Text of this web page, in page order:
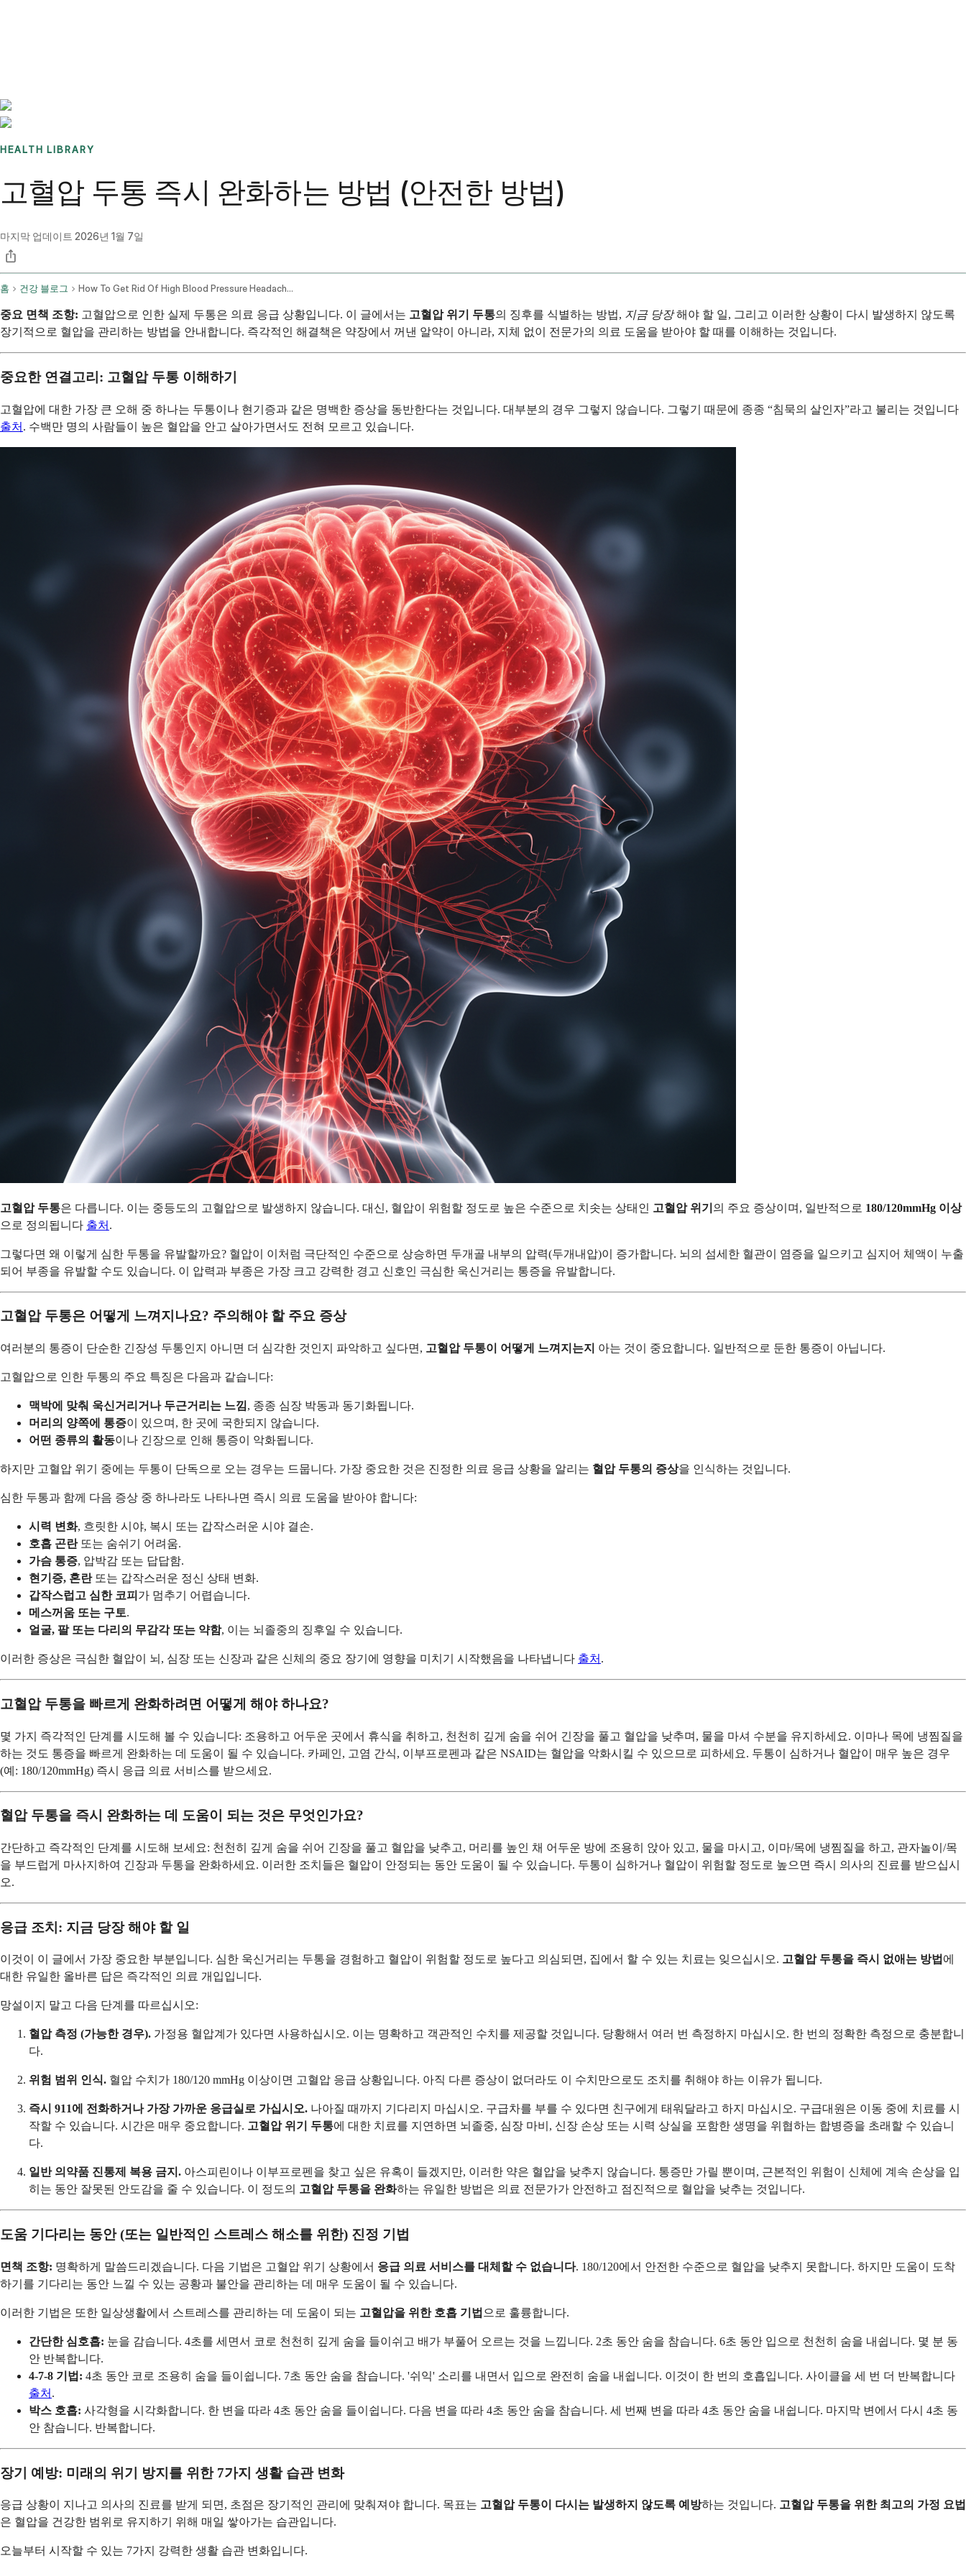
HEALTH LIBRARY
고혈압 두통 즉시 완화하는 방법 (안전한 방법)
마지막 업데이트 2026년 1월 7일
홈 건강 블로그 How To Get Rid Of High Blood Pressure Headache Instantly
중요 면책 조항: 고혈압으로 인한 실제 두통은 의료 응급 상황입니다. 이 글에서는 고혈압 위기 두통의 징후를 식별하는 방법, 지금 당장해야 할 일, 그리고 이러한 상황이 다시 발생하지 않도록
장기적으로 혈압을 관리하는 방법을 안내합니다. 즉각적인 해결책은 약장에서 꺼낸 알약이 아니라, 지체 없이 전문가의 의료 도움을 받아야 할 때를 이해하는 것입니다.
중요한 연결고리: 고혈압 두통 이해하기
고혈압에 대한 가장 큰 오해 중 하나는 두통이나 현기증과 같은 명백한 증상을 동반한다는 것입니다. 대부분의 경우 그렇지 않습니다. 그렇기 때문에 종종 “침묵의 살인자”라고 불리는 것입니다
출처 . 수백만 명의 사람들이 높은 혈압을 안고 살아가면서도 전혀 모르고 있습니다.
고혈압 두통은 다릅니다. 이는 중등도의 고혈압으로 발생하지 않습니다. 대신, 혈압이 위험할 정도로 높은 수준으로 치솟는 상태인 고혈압 위기 의 주요 증상이며, 일반적으로 180/120mmHg 이상
으로 정의됩니다 출처 .
그렇다면 왜 이렇게 심한 두통을 유발할까요? 혈압이 이처럼 극단적인 수준으로 상승하면 두개골 내부의 압력(두개내압)이 증가합니다. 뇌의 섬세한 혈관이 염증을 일으키고 심지어 체액이 누출
되어 부종을 유발할 수도 있습니다. 이 압력과 부종은 가장 크고 강력한 경고 신호인 극심한 욱신거리는 통증을 유발합니다.
고혈압 두통은 어떻게 느껴지나요? 주의해야 할 주요 증상
여러분의 통증이 단순한 긴장성 두통인지 아니면 더 심각한 것인지 파악하고 싶다면, 고혈압 두통이 어떻게 느껴지는지 아는 것이 중요합니다. 일반적으로 둔한 통증이 아닙니다.
고혈압으로 인한 두통의 주요 특징은 다음과 같습니다:
맥박에 맞춰 욱신거리거나 두근거리는 느낌, 종종 심장 박동과 동기화됩니다.
머리의 양쪽에 통증이 있으며, 한 곳에 국한되지 않습니다.
어떤 종류의 활동이나 긴장으로 인해 통증이 악화됩니다.
하지만 고혈압 위기 중에는 두통이 단독으로 오는 경우는 드뭅니다. 가장 중요한 것은 진정한 의료 응급 상황을 알리는 혈압 두통의 증상을 인식하는 것입니다.
심한 두통과 함께 다음 증상 중 하나라도 나타나면 즉시 의료 도움을 받아야 합니다:
시력 변화, 흐릿한 시야, 복시 또는 갑작스러운 시야 결손.
호흡 곤란또는 숨쉬기 어려움.
가슴 통증, 압박감 또는 답답함.
현기증, 혼란또는 갑작스러운 정신 상태 변화.
갑작스럽고 심한 코피 가 멈추기 어렵습니다.
메스꺼움 또는 구토.
얼굴, 팔 또는 다리의 무감각 또는 약함, 이는 뇌졸중의 징후일 수 있습니다.
이러한 증상은 극심한 혈압이 뇌, 심장 또는 신장과 같은 신체의 중요 장기에 영향을 미치기 시작했음을 나타냅니다 출처 .
고혈압 두통을 빠르게 완화하려면 어떻게 해야 하나요?
몇 가지 즉각적인 단계를 시도해 볼 수 있습니다: 조용하고 어두운 곳에서 휴식을 취하고, 천천히 깊게 숨을 쉬어 긴장을 풀고 혈압을 낮추며, 물을 마셔 수분을 유지하세요. 이마나 목에 냉찜질을
하는 것도 통증을 빠르게 완화하는 데 도움이 될 수 있습니다. 카페인, 고염 간식, 이부프로펜과 같은 NSAID는 혈압을 악화시킬 수 있으므로 피하세요. 두통이 심하거나 혈압이 매우 높은 경우
(예: 180/120mmHg) 즉시 응급 의료 서비스를 받으세요.
혈압 두통을 즉시 완화하는 데 도움이 되는 것은 무엇인가요?
간단하고 즉각적인 단계를 시도해 보세요: 천천히 깊게 숨을 쉬어 긴장을 풀고 혈압을 낮추고, 머리를 높인 채 어두운 방에 조용히 앉아 있고, 물을 마시고, 이마/목에 냉찜질을 하고, 관자놀이/목
을 부드럽게 마사지하여 긴장과 두통을 완화하세요. 이러한 조치들은 혈압이 안정되는 동안 도움이 될 수 있습니다. 두통이 심하거나 혈압이 위험할 정도로 높으면 즉시 의사의 진료를 받으십시
오.
응급 조치: 지금 당장 해야 할 일
이것이 이 글에서 가장 중요한 부분입니다. 심한 욱신거리는 두통을 경험하고 혈압이 위험할 정도로 높다고 의심되면, 집에서 할 수 있는 치료는 잊으십시오. 고혈압 두통을 즉시 없애는 방법 에
대한 유일한 올바른 답은 즉각적인 의료 개입입니다.
망설이지 말고 다음 단계를 따르십시오:
혈압 측정 (가능한 경우). 가정용 혈압계가 있다면 사용하십시오. 이는 명확하고 객관적인 수치를 제공할 것입니다. 당황해서 여러 번 측정하지 마십시오. 한 번의 정확한 측정으로 충분합니
다.
위험 범위 인식. 혈압 수치가 180/120 mmHg 이상이면 고혈압 응급 상황입니다. 아직 다른 증상이 없더라도 이 수치만으로도 조치를 취해야 하는 이유가 됩니다.
즉시 911에 전화하거나 가장 가까운 응급실로 가십시오. 나아질 때까지 기다리지 마십시오. 구급차를 부를 수 있다면 친구에게 태워달라고 하지 마십시오. 구급대원은 이동 중에 치료를 시
작할 수 있습니다. 시간은 매우 중요합니다. 고혈압 위기 두통에 대한 치료를 지연하면 뇌졸중, 심장 마비, 신장 손상 또는 시력 상실을 포함한 생명을 위협하는 합병증을 초래할 수 있습니
다.
일반 의약품 진통제 복용 금지. 아스피린이나 이부프로펜을 찾고 싶은 유혹이 들겠지만, 이러한 약은 혈압을 낮추지 않습니다. 통증만 가릴 뿐이며, 근본적인 위험이 신체에 계속 손상을 입
히는 동안 잘못된 안도감을 줄 수 있습니다. 이 정도의 고혈압 두통을 완화하는 유일한 방법은 의료 전문가가 안전하고 점진적으로 혈압을 낮추는 것입니다.
도움 기다리는 동안 (또는 일반적인 스트레스 해소를 위한) 진정 기법
면책 조항: 명확하게 말씀드리겠습니다. 다음 기법은 고혈압 위기 상황에서 응급 의료 서비스를 대체할 수 없습니다. 180/120에서 안전한 수준으로 혈압을 낮추지 못합니다. 하지만 도움이 도착
하기를 기다리는 동안 느낄 수 있는 공황과 불안을 관리하는 데 매우 도움이 될 수 있습니다.
이러한 기법은 또한 일상생활에서 스트레스를 관리하는 데 도움이 되는 고혈압을 위한 호흡 기법 으로 훌륭합니다.
간단한 심호흡: 눈을 감습니다. 4초를 세면서 코로 천천히 깊게 숨을 들이쉬고 배가 부풀어 오르는 것을 느낍니다. 2초 동안 숨을 참습니다. 6초 동안 입으로 천천히 숨을 내쉽니다. 몇 분 동
안 반복합니다.
4-7-8 기법: 4초 동안 코로 조용히 숨을 들이쉽니다. 7초 동안 숨을 참습니다. '쉬익' 소리를 내면서 입으로 완전히 숨을 내쉽니다. 이것이 한 번의 호흡입니다. 사이클을 세 번 더 반복합니다
출처 .
박스 호흡: 사각형을 시각화합니다. 한 변을 따라 4초 동안 숨을 들이쉽니다. 다음 변을 따라 4초 동안 숨을 참습니다. 세 번째 변을 따라 4초 동안 숨을 내쉽니다. 마지막 변에서 다시 4초 동
안 참습니다. 반복합니다.
장기 예방: 미래의 위기 방지를 위한 7가지 생활 습관 변화
응급 상황이 지나고 의사의 진료를 받게 되면, 초점은 장기적인 관리에 맞춰져야 합니다. 목표는 고혈압 두통이 다시는 발생하지 않도록 예방하는 것입니다. 고혈압 두통을 위한 최고의 가정 요법
은 혈압을 건강한 범위로 유지하기 위해 매일 쌓아가는 습관입니다.
오늘부터 시작할 수 있는 7가지 강력한 생활 습관 변화입니다.